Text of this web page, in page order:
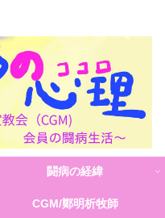
闘病の経緯
CGM/鄭明析牧師